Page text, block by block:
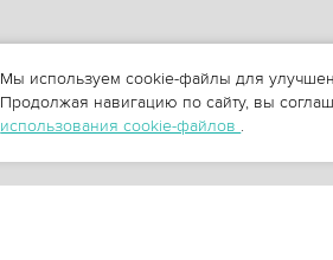
Мы используем cookie-файлы для
Продолжая навигацию по сайту, вы
использования cookie-файлов .